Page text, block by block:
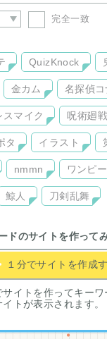
完全一致
QuizKnock
金カム 名探偵コ
スマイク 呪術廻戦
タ イラスト
nmmn ワンピ
鯨人 刀剣乱舞
ドのサイトを作って
１分でサイトを作成
イトを作ってキーワ
トが表示されます。